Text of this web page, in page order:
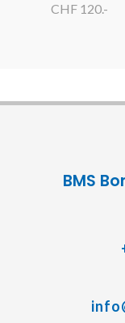
CHF 120.-
BMS